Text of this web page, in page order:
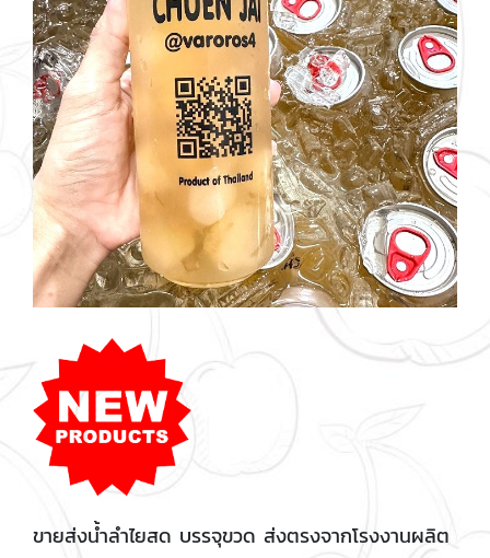
ขายส่งน้ำลำไยสด บรรจุขวด ส่งตรงจากโรงงานผลิต